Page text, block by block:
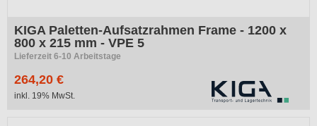
KIGA Paletten-Aufsatzrahmen Frame - 1200 x
800 x 215 mm - VPE 5
Lieferzeit 6-10 Arbeitstage
264,20 €
inkl. 19% MwSt.